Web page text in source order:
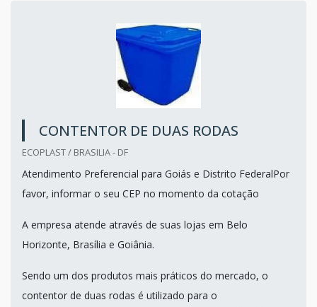
CONTENTOR DE DUAS RODAS
ECOPLAST / BRASILIA - DF
Atendimento Preferencial para Goiás e Distrito FederalPor
favor, informar o seu CEP no momento da cotação
A empresa atende através de suas lojas em Belo
Horizonte, Brasília e Goiânia.
Sendo um dos produtos mais práticos do mercado, o
contentor de duas rodas é utilizado para o